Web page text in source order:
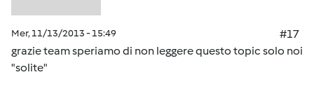
Mer, 11/13/2013 - 15:49
#17
grazie team speriamo di non leggere questo topic solo noi
"solite"